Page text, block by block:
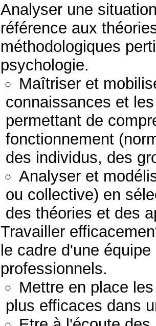
Analyser une
référence aux
méthodologiques
psychologie.
Maîtriser et
connaissances et
permettant de
fonctionnement
des individus, des
Analyser et
ou collective) en
des théories et des
Travailler
le cadre d'une
professionnels.
Mettre en place
plus efficaces dans